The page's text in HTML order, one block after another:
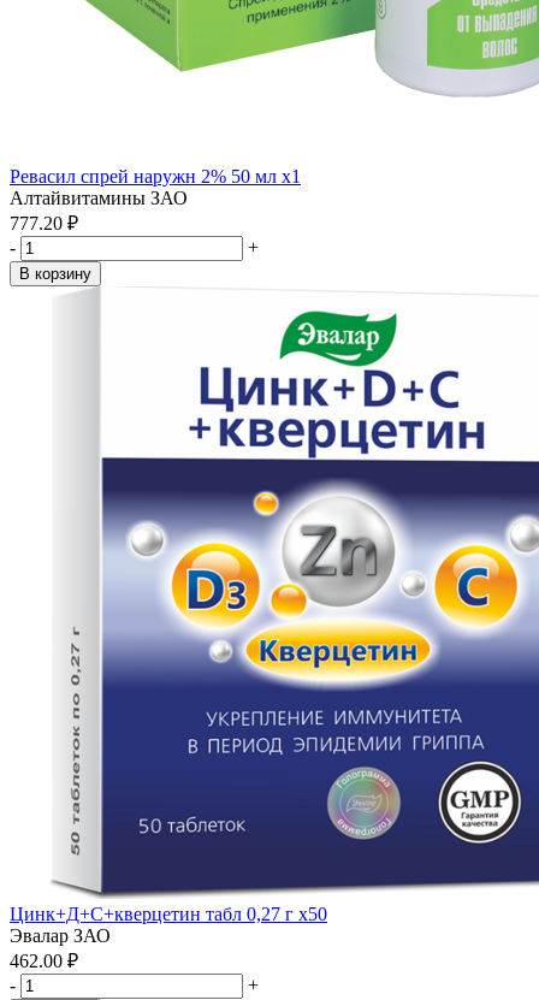
Ревасил спрей наружн 2% 50 мл x1
Алтайвитамины ЗАО
777.20 ₽
-
+
В корзину
Цинк+Д+С+кверцетин табл 0,27 г x50
Эвалар ЗАО
462.00 ₽
-
+